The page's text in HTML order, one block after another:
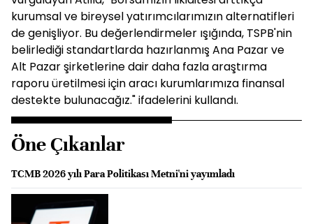
kurumsal ve bireysel yatırımcılarımızın alternatifleri
de genişliyor. Bu değerlendirmeler ışığında, TSPB'nin
belirlediği standartlarda hazırlanmış Ana Pazar ve
Alt Pazar şirketlerine dair daha fazla araştırma
raporu üretilmesi için aracı kurumlarımıza finansal
destekte bulunacağız." ifadelerini kullandı.
Öne Çıkanlar
TCMB 2026 yılı Para Politikası Metni'ni yayımladı